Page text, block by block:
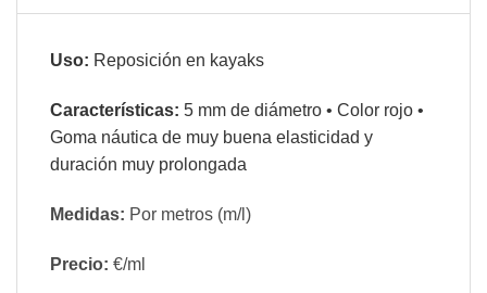
Uso: Reposición en kayaks
Características: 5 mm de diámetro • Color rojo •
Goma náutica de muy buena elasticidad y
duración muy prolongada
Medidas: Por metros (m/l)
Precio: €/ml